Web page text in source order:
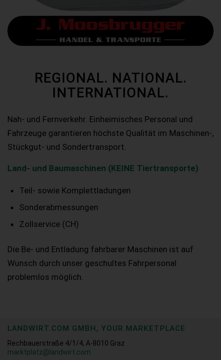
REGIONAL. NATIONAL.
INTERNATIONAL.
Nah- und Fernverkehr. Einheimisches Personal und
Fahrzeuge garantieren höchste Qualität im Maschinen-,
Stückgut- und Sondertransport.
Land- und Baumaschinen (KEINE Tiertransporte)
Teil- sowie Komplettladungen
Sonderabmessungen
Zollservice (CH)
Die Be- und Entladung fahrbarer Maschinen ist auf
Wunsch durch unser geschultes Fahrpersonal
problemlos möglich.
LANDWIRT.COM GMBH, YOUR MARKETPLACE
Rechbauerstraße 4/1/4, A-8010 Graz
marktplatz@landwirt.com